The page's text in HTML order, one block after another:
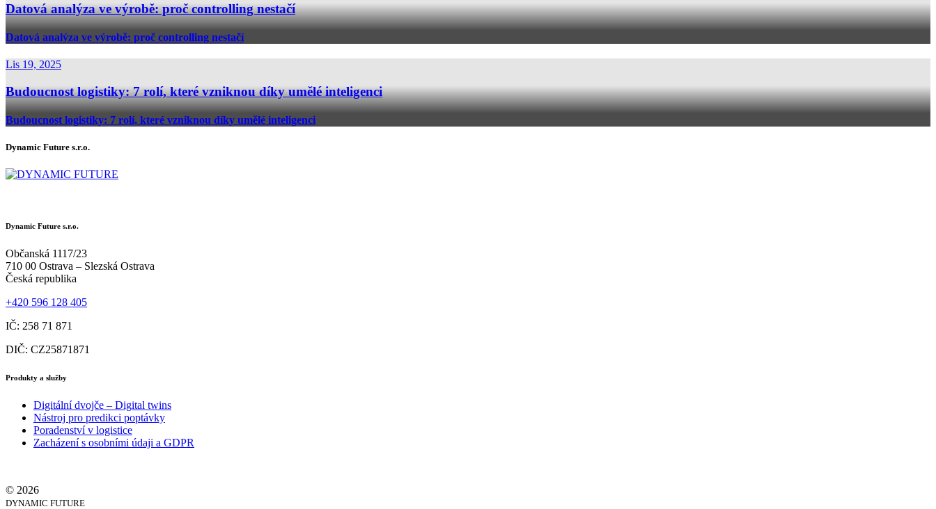
Datová analýza ve výrobě: proč controlling nestačí
Datová analýza ve výrobě: proč controlling nestačí
Lis 19, 2025
Budoucnost logistiky: 7 rolí, které vzniknou díky umělé inteligenci
Budoucnost logistiky: 7 rolí, které vzniknou díky umělé inteligenci
Dynamic Future s.r.o.
Dynamic Future s.r.o.
Občanská 1117/23
710 00 Ostrava – Slezská Ostrava
Česká republika
+420 596 128 405
IČ: 258 71 871
DIČ: CZ25871871
Produkty a služby
Digitální dvojče – Digital twins
Nástroj pro predikci poptávky
Poradenství v logistice
Zacházení s osobními údaji a GDPR
© 2026
DYNAMIC FUTURE